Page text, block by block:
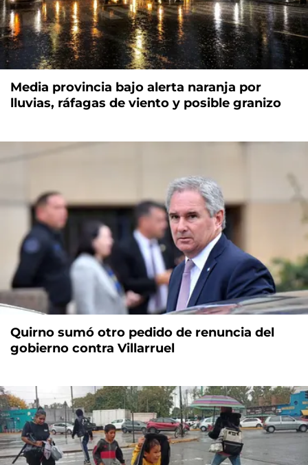
Media provincia bajo alerta naranja por
lluvias, ráfagas de viento y posible granizo
Quirno sumó otro pedido de renuncia del
gobierno contra Villarruel